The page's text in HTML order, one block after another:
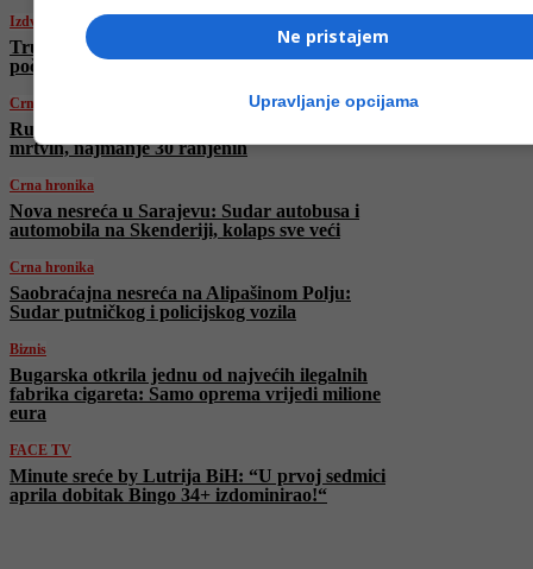
Izdvojeno
Trump zaprijetio: “Iran ima 48 sati prije nego
počne pakao”
Crna hronika
Ruski napadi dronovima na Ukrajinu: Pet
mrtvih, najmanje 30 ranjenih
Crna hronika
Nova nesreća u Sarajevu: Sudar autobusa i
automobila na Skenderiji, kolaps sve veći
Crna hronika
Saobraćajna nesreća na Alipašinom Polju:
Sudar putničkog i policijskog vozila
Biznis
Bugarska otkrila jednu od najvećih ilegalnih
fabrika cigareta: Samo oprema vrijedi milione
eura
FACE TV
Minute sreće by Lutrija BiH: “U prvoj sedmici
aprila dobitak Bingo 34+ izdominirao!“
Ne pristajem
Upravljanje opcijama